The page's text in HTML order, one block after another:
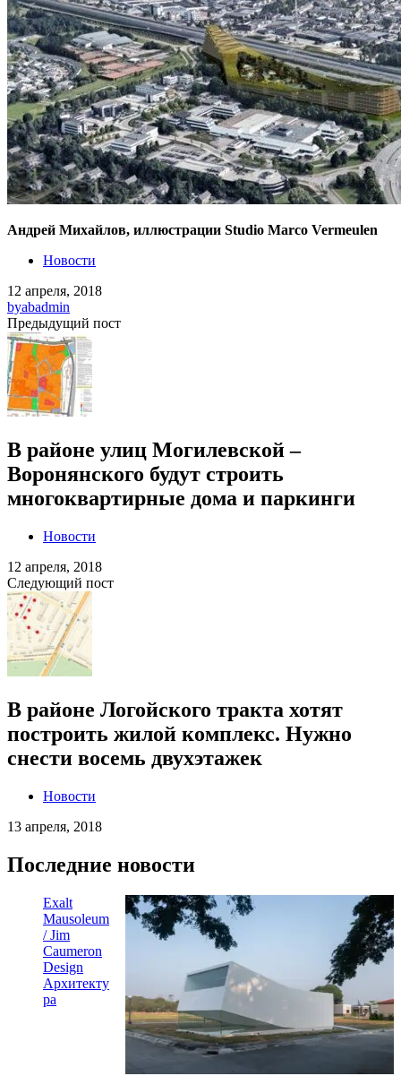
Андрей Михайлов, иллюстрации Studio Marco Vermeulen
Новости
12 апреля, 2018
byabadmin
Предыдущий пост
В районе улиц Могилевской –
Воронянского будут строить
многоквартирные дома и паркинги
Новости
12 апреля, 2018
Следующий пост
В районе Логойского тракта хотят
построить жилой комплекс. Нужно
снести восемь двухэтажек
Новости
13 апреля, 2018
Последние новости
Exalt
Mausoleum
/ Jim
Caumeron
Design
Архитекту
ра